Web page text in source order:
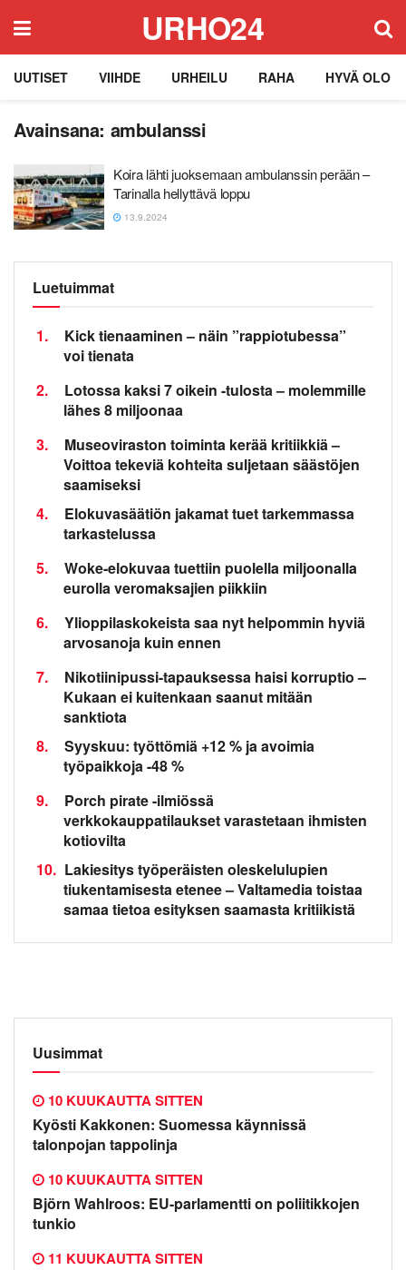
URHO24
UUTISET VIIHDE URHEILU RAHA HYVÄ OLO
Avainsana: ambulanssi
Koira lähti juoksemaan ambulanssin perään –
Tarinalla hellyttävä loppu
13.9.2024
Luetuimmat
1.
Kick tienaaminen – näin ”rappiotubessa”
voi tienata
2.
Lotossa kaksi 7 oikein -tulosta – molemmille
lähes 8 miljoonaa
3.
Museoviraston toiminta kerää kritiikkiä –
Voittoa tekeviä kohteita suljetaan säästöjen
saamiseksi
4.
Elokuvasäätiön jakamat tuet tarkemmassa
tarkastelussa
5.
Woke-elokuvaa tuettiin puolella miljoonalla
eurolla veromaksajien piikkiin
6.
Ylioppilaskokeista saa nyt helpommin hyviä
arvosanoja kuin ennen
7.
Nikotiinipussi-tapauksessa haisi korruptio –
Kukaan ei kuitenkaan saanut mitään
sanktiota
8.
Syyskuu: työttömiä +12 % ja avoimia
työpaikkoja -48 %
9.
Porch pirate -ilmiössä
verkkokauppatilaukset varastetaan ihmisten
kotiovilta
10. Lakiesitys työperäisten oleskelulupien
tiukentamisesta etenee – Valtamedia toistaa
samaa tietoa esityksen saamasta kritiikistä
Uusimmat
Kyösti Kakkonen: Suomessa käynnissä
talonpojan tappolinja
10 KUUKAUTTA SITTEN
Björn Wahlroos: EU-parlamentti on poliitikkojen
tunkio
10 KUUKAUTTA SITTEN
11 KUUKAUTTA SITTEN